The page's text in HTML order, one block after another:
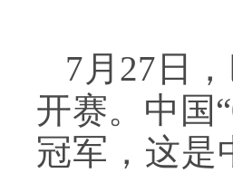
7月27日
开赛。中国
冠军，这是